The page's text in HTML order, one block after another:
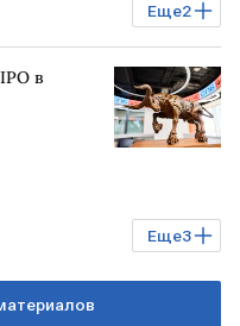
Еще2
в
Еще3